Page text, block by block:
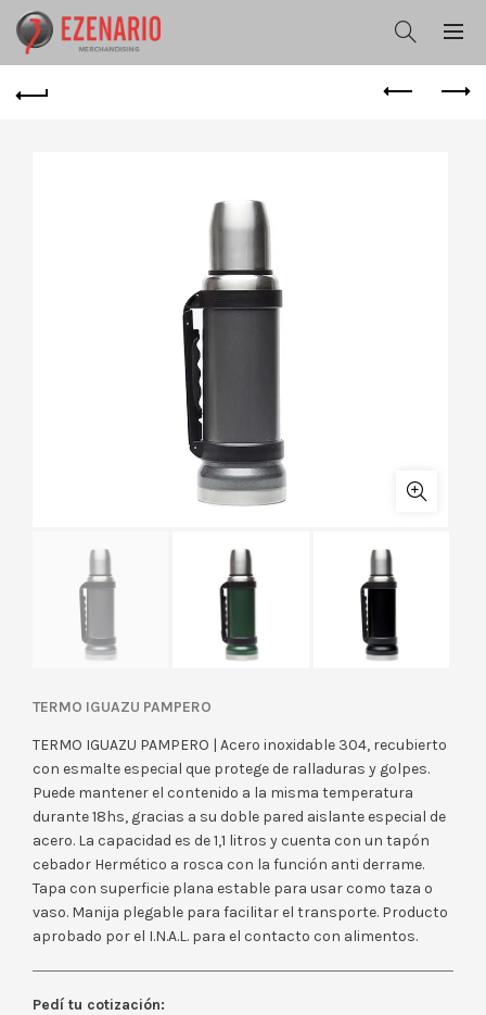
TERMO IGUAZU PAMPERO
TERMO IGUAZU PAMPERO | Acero inoxidable 304, recubierto
con esmalte especial que protege de ralladuras y golpes.
Puede mantener el contenido a la misma temperatura
durante 18hs, gracias a su doble pared aislante especial de
acero. La capacidad es de 1,1 litros y cuenta con un tapón
cebador Hermético a rosca con la función anti derrame.
Tapa con superficie plana estable para usar como taza o
vaso. Manija plegable para facilitar el transporte. Producto
aprobado por el I.N.A.L. para el contacto con alimentos.
Pedí tu cotización: